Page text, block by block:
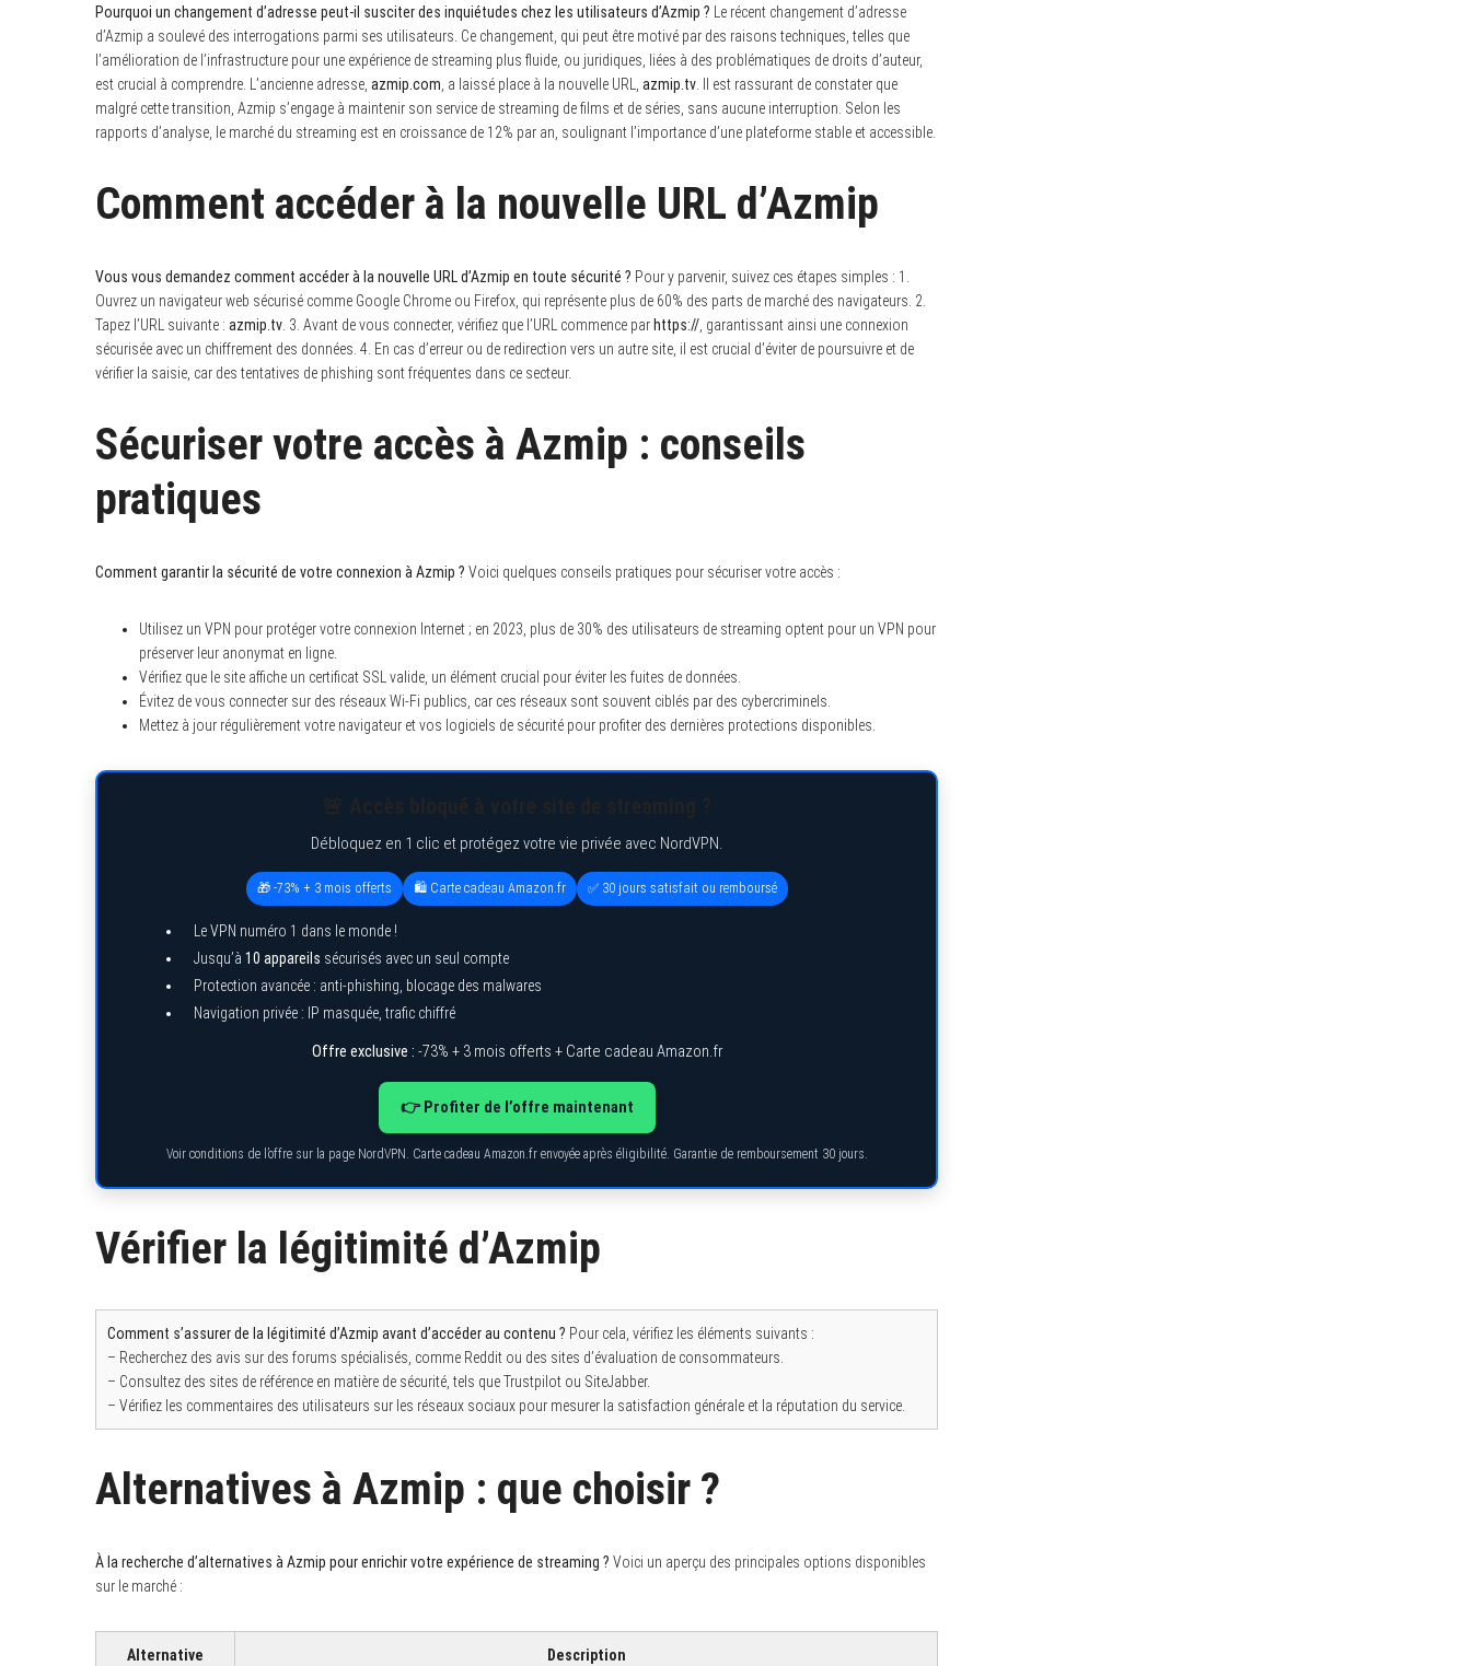
Pourquoi un changement d’adresse peut-il susciter des inquiétudes chez les utilisateurs d’Azmip ? Le récent changement d’adresse
d’Azmip a soulevé des interrogations parmi ses utilisateurs. Ce changement, qui peut être motivé par des raisons techniques, telles que
l’amélioration de l’infrastructure pour une expérience de streaming plus fluide, ou juridiques, liées à des problématiques de droits d’auteur,
est crucial à comprendre. L’ancienne adresse, azmip.com, a laissé place à la nouvelle URL, azmip.tv. Il est rassurant de constater que
malgré cette transition, Azmip s’engage à maintenir son service de streaming de films et de séries, sans aucune interruption. Selon les
rapports d’analyse, le marché du streaming est en croissance de 12% par an, soulignant l’importance d’une plateforme stable et accessible.
Comment accéder à la nouvelle URL d’Azmip
Vous vous demandez comment accéder à la nouvelle URL d’Azmip en toute sécurité ? Pour y parvenir, suivez ces étapes simples : 1.
Ouvrez un navigateur web sécurisé comme Google Chrome ou Firefox, qui représente plus de 60% des parts de marché des navigateurs. 2.
Tapez l’URL suivante : azmip.tv. 3. Avant de vous connecter, vérifiez que l’URL commence par https://, garantissant ainsi une connexion
sécurisée avec un chiffrement des données. 4. En cas d’erreur ou de redirection vers un autre site, il est crucial d’éviter de poursuivre et de
vérifier la saisie, car des tentatives de phishing sont fréquentes dans ce secteur.
Sécuriser votre accès à Azmip : conseils
pratiques
Comment garantir la sécurité de votre connexion à Azmip ? Voici quelques conseils pratiques pour sécuriser votre accès :
Utilisez un VPN pour protéger votre connexion Internet ; en 2023, plus de 30% des utilisateurs de streaming optent pour un VPN pour
préserver leur anonymat en ligne.
Vérifiez que le site affiche un certificat SSL valide, un élément crucial pour éviter les fuites de données.
Évitez de vous connecter sur des réseaux Wi-Fi publics, car ces réseaux sont souvent ciblés par des cybercriminels.
Mettez à jour régulièrement votre navigateur et vos logiciels de sécurité pour profiter des dernières protections disponibles.
Débloquez en 1 clic et protégez votre vie privée avec NordVPN.
🎁 -73% + 3 mois offerts 🛍️ Carte cadeau Amazon.fr ✅ 30 jours satisfait ou remboursé
Le VPN numéro 1 dans le monde !
Jusqu’à 10 appareils sécurisés avec un seul compte
Protection avancée : anti-phishing, blocage des malwares
Navigation privée : IP masquée, trafic chiffré
Offre exclusive : -73% + 3 mois offerts + Carte cadeau Amazon.fr
👉 Profiter de l’offre maintenant
Voir conditions de l’offre sur la page NordVPN. Carte cadeau Amazon.fr envoyée après éligibilité. Garantie de remboursement 30 jours.
Vérifier la légitimité d’Azmip
Comment s’assurer de la légitimité d’Azmip avant d’accéder au contenu ? Pour cela, vérifiez les éléments suivants :
– Recherchez des avis sur des forums spécialisés, comme Reddit ou des sites d’évaluation de consommateurs.
– Consultez des sites de référence en matière de sécurité, tels que Trustpilot ou SiteJabber.
– Vérifiez les commentaires des utilisateurs sur les réseaux sociaux pour mesurer la satisfaction générale et la réputation du service.
Alternatives à Azmip : que choisir ?
À la recherche d’alternatives à Azmip pour enrichir votre expérience de streaming ? Voici un aperçu des principales options disponibles
sur le marché :
Alternative Description
f
r
: